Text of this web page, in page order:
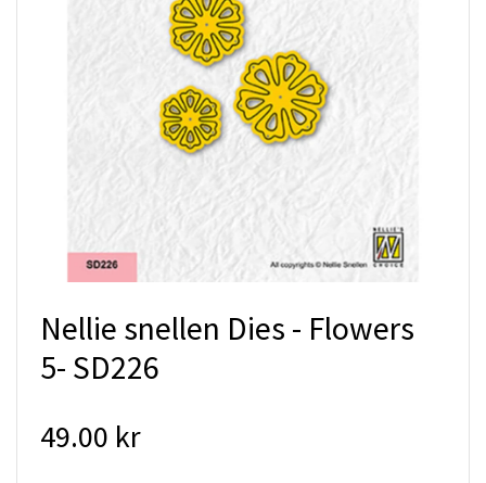
Nellie snellen Dies - Flowers
5- SD226
49.00 kr